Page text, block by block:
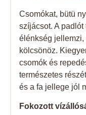
Csomókat, bütü
szíjácsot. A
élénkség
kölcsönöz.
csomók és
természetes
és a fa jellege jól
Fokozott